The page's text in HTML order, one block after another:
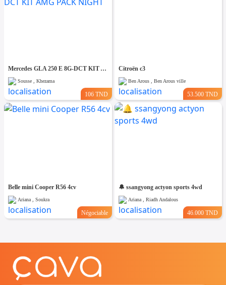
Mercedes GLA 250 E 8G-DCT KIT AMG PACK NIGHT
Sousse , Khezama
106 TND
Citroën c3
Ben Arous , Ben Arous ville
53.500 TND
Belle mini Cooper R56 4cv
Ariana , Soukra
Négociable
🔔 ssangyong actyon sports 4wd
Ariana , Riadh Andalous
46.000 TND